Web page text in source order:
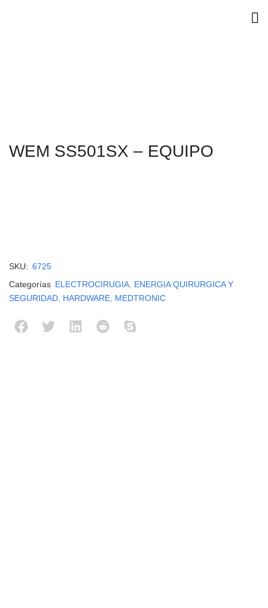
WEM SS501SX – EQUIPO
SKU: 6725
Categorías ELECTROCIRUGIA, ENERGIA QUIRURGICA Y
SEGURIDAD, HARDWARE, MEDTRONIC